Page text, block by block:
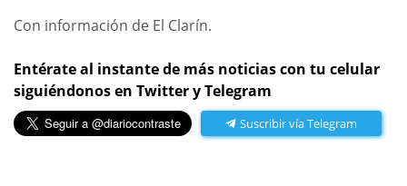
Con información de El Clarín.
Entérate al instante de más noticias con tu celular
siguiéndonos en Twitter y Telegram
Suscribir vía Telegram